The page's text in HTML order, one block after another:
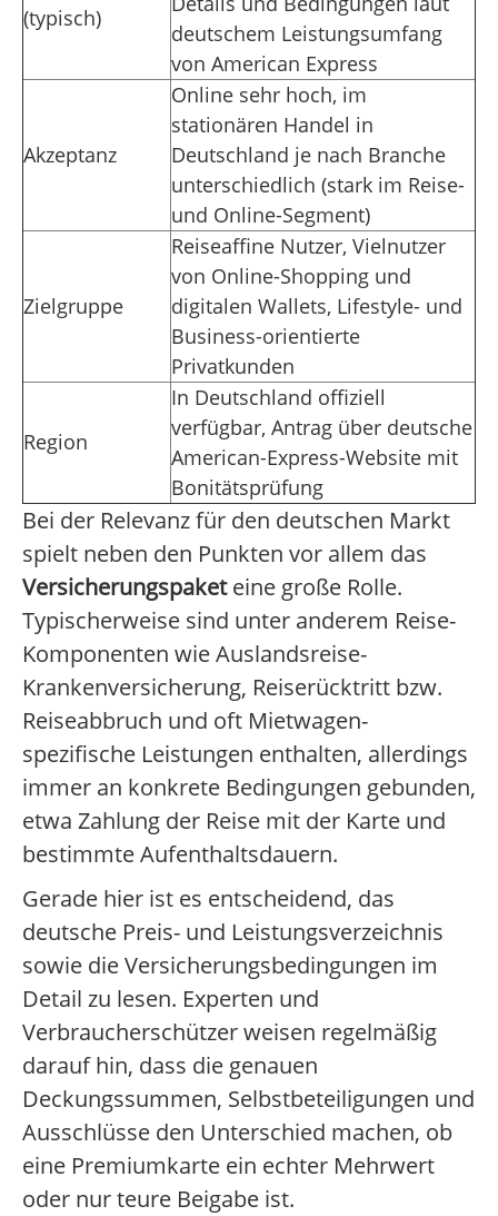
(typisch)
deutschem Leistungsumfang
von American Express
Akzeptanz
Online sehr hoch, im
stationären Handel in
Deutschland je nach Branche
unterschiedlich (stark im Reise-
und Online-Segment)
Zielgruppe
Reiseaffine Nutzer, Vielnutzer
von Online-Shopping und
digitalen Wallets, Lifestyle- und
Business-orientierte
Privatkunden
Region
In Deutschland offiziell
verfügbar, Antrag über deutsche
American-Express-Website mit
Bonitätsprüfung
Bei der Relevanz für den deutschen Markt
spielt neben den Punkten vor allem das
Versicherungspaketeine große Rolle.
Typischerweise sind unter anderem Reise-
Komponenten wie Auslandsreise-
Krankenversicherung, Reiserücktritt bzw.
Reiseabbruch und oft Mietwagen-
spezifische Leistungen enthalten, allerdings
immer an konkrete Bedingungen gebunden,
etwa Zahlung der Reise mit der Karte und
bestimmte Aufenthaltsdauern.
Gerade hier ist es entscheidend, das
deutsche Preis- und Leistungsverzeichnis
sowie die Versicherungsbedingungen im
Detail zu lesen. Experten und
Verbraucherschützer weisen regelmäßig
darauf hin, dass die genauen
Deckungssummen, Selbstbeteiligungen und
Ausschlüsse den Unterschied machen, ob
eine Premiumkarte ein echter Mehrwert
oder nur teure Beigabe ist.